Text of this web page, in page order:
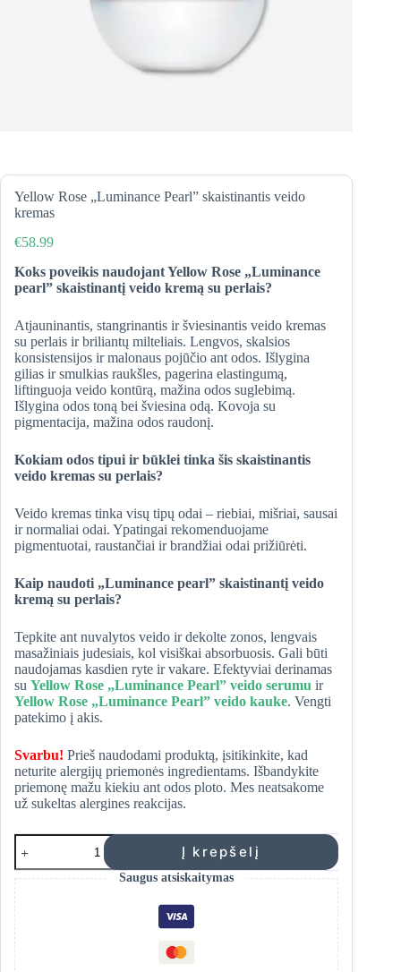
Yellow Rose „Luminance Pearl” skaistinantis veido
kremas
€58.99
Koks poveikis naudojant Yellow Rose „Luminance
pearl” skaistinantį veido kremą su perlais?
Atjauninantis, stangrinantis ir šviesinantis veido kremas
su perlais ir briliantų milteliais. Lengvos, skalsios
konsistensijos ir malonaus pojūčio ant odos. Išlygina
gilias ir smulkias raukšles, pagerina elastingumą,
liftinguoja veido kontūrą, mažina odos suglebimą.
Išlygina odos toną bei šviesina odą. Kovoja su
pigmentacija, mažina odos raudonį.
Kokiam odos tipui ir būklei tinka šis skaistinantis
veido kremas su perlais?
Veido kremas tinka visų tipų odai – riebiai, mišriai, sausai
ir normaliai odai. Ypatingai rekomenduojame
pigmentuotai, raustančiai ir brandžiai odai prižiūrėti.
Kaip naudoti „Luminance pearl” skaistinantį veido
kremą su perlais?
Tepkite ant nuvalytos veido ir dekolte zonos, lengvais
masažiniais judesiais, kol visiškai absorbuosis. Gali būti
naudojamas kasdien ryte ir vakare. Efektyviai derinamas
su Yellow Rose „Luminance Pearl” veido serumu ir
Yellow Rose „Luminance Pearl” veido kauke. Vengti
patekimo į akis.
Svarbu! Prieš naudodami produktą, įsitikinkite, kad
neturite alergijų priemonės ingredientams. Išbandykite
priemonę mažu kiekiu ant odos ploto. Mes neatsakome
už sukeltas alergines reakcijas.
produkto
kiekis:
Yellow
Rose
"Luminance
Pearl"
skaistinantis
veido
kremas
Į krepšelį
Saugus atsiskaitymas